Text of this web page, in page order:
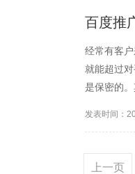
百度推
经常有客
就能超过
是保密的
发表时间：
上一页